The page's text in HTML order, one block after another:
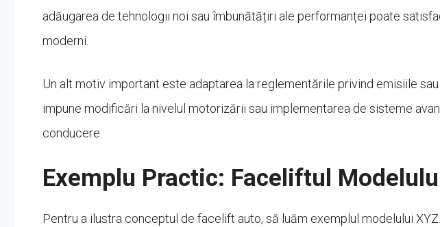
adăugarea de tehnologii noi sau îmbunătățiri ale performanței poate
moderni.
Un alt motiv important este adaptarea la reglementările privind emisiile
impune modificări la nivelul motorizării sau implementarea de sisteme
conducere.
Exemplu Practic: Faceliftul
Pentru a ilustra conceptul de facelift auto, să luăm exemplul modelului